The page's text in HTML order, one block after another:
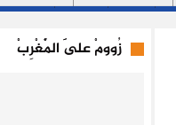
زُوومْ عَلَى الْمَغْرِبْ